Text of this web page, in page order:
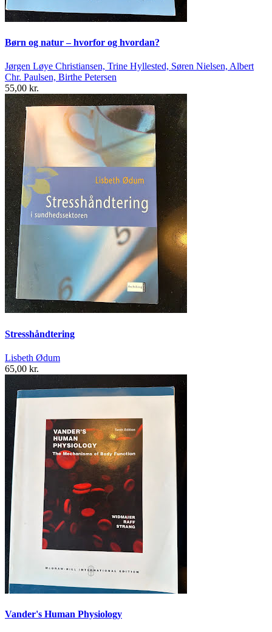
Børn og natur – hvorfor og hvordan?
Jørgen Løye Christiansen, Trine Hyllested, Søren Nielsen, Albert
Chr. Paulsen, Birthe Petersen
55,00 kr.
Stresshåndtering
Lisbeth Ødum
65,00 kr.
Vander's Human Physiology